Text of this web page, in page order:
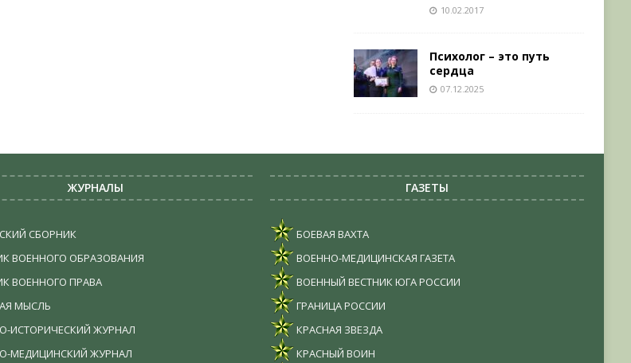
10.02.2017
Психолог – это путь
сердца
07.12.2025
ЖУРНАЛЫ
СБОРНИК
ВОЕННОГО ОБРАЗОВАНИЯ
ВОЕННОГО ПРАВА
МЫСЛЬ
ИСТОРИЧЕСКИЙ ЖУРНАЛ
МЕДИЦИНСКИЙ ЖУРНАЛ
ГАЗЕТЫ
БОЕВАЯ ВАХТА
ВОЕННО-МЕДИЦИНСКАЯ ГАЗЕТА
ВОЕННЫЙ ВЕСТНИК ЮГА РОССИИ
ГРАНИЦА РОССИИ
КРАСНАЯ ЗВЕЗДА
КРАСНЫЙ ВОИН